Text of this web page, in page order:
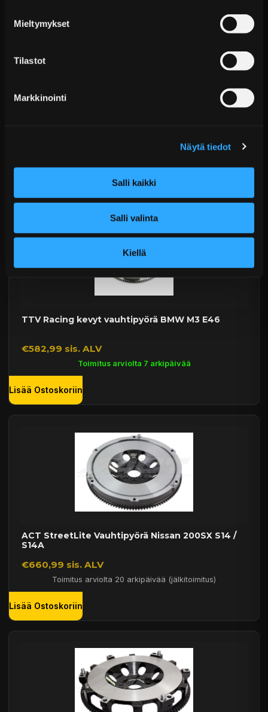
Mieltymykset
Tilastot
Markkinointi
Näytä tiedot
Salli kaikki
Salli valinta
Kiellä
TTV Racing kevyt vauhtipyörä BMW M3 E36
Toimitus arviolta 7 arkipäivää
TTV Racing kevyt vauhtipyörä BMW M3 E46
€582,99 sis. ALV
Toimitus arviolta 7 arkipäivää
Lisää Ostoskoriin
ACT StreetLite Vauhtipyörä Nissan 200SX S14 /
S14A
€660,99 sis. ALV
Toimitus arviolta 20 arkipäivää (jälkitoimitus)
Lisää Ostoskoriin